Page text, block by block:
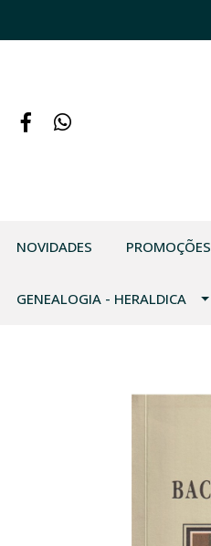
NOVIDADES PROMOÇÕES
GENEALOGIA - HERALDICA